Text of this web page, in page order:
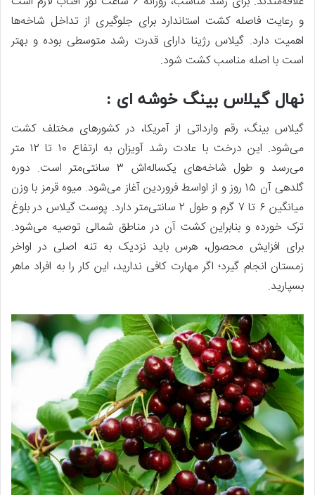
و رعایت فاصله کشت استاندارد برای جلوگیری از تداخل شاخه‌ها
اهمیت دارد. گیلاس رژینا دارای قدرت رشد متوسطی بوده و بهتر
است با اصله مناسب کشت شود.
نهال گیلاس بینگ خوشه ای :
گیلاس بینگ، رقم وارداتی از آمریکا، در کشورهای مختلف کشت
می‌شود. این درخت با عادت رشد آویزان به ارتفاع ۱۰ تا ۱۲ متر
می‌رسد و طول شاخه‌های یکساله‌اش ۳ سانتی‌متر است. دوره
گلدهی آن ۱۵ روز و از اواسط فروردین آغاز می‌شود. میوه قرمز با وزن
میانگین ۶ تا ۷ گرم و طول ۲ سانتی‌متر دارد. پوست گیلاس در بلوغ
ترک خورده و بنابراین کشت آن در مناطق شمالی توصیه می‌شود.
برای افزایش محصول، هرس باید نزدیک به تنه اصلی در اواخر
زمستان انجام گیرد؛ اگر مهارت کافی ندارید، این کار را به افراد ماهر
بسپارید.